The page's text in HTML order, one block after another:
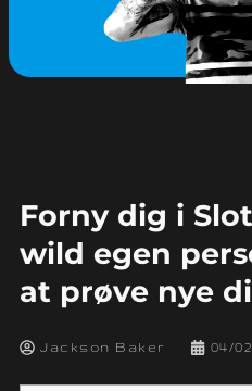
Forny dig i
wild egen
at prøve nye
Jackson Baker 04/